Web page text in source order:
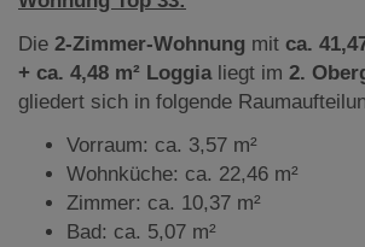
Die 2-Zimmer-Wohnung mit ca.
+ ca. 4,48 m² Loggia liegt im 2.
gliedert sich in folgende
Vorraum: ca. 3,57 m²
Wohnküche: ca. 22,46 m²
Zimmer: ca. 10,37 m²
Bad: ca. 5,07 m²